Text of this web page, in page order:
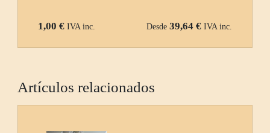
1,00 € IVA inc. Desde 39,64 € IVA inc.
Artículos relacionados